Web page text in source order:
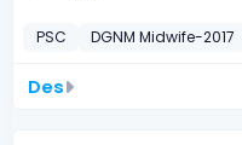
PSC DGNM Midwife-2017
Des